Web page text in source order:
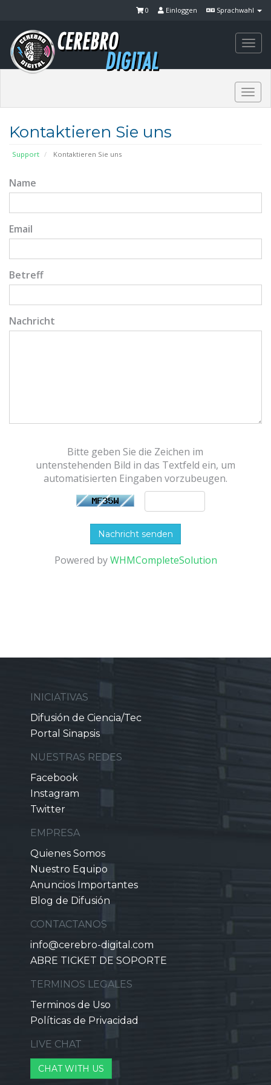
Sprachwahl
Einloggen
0
Kontaktieren Sie uns
Support Kontaktieren Sie uns
Name
Email
Betreff
Nachricht
Bitte geben Sie die Zeichen im
untenstehenden Bild in das Textfeld ein, um
automatisierten Eingaben vorzubeugen.
Nachricht senden
Powered byWHMCompleteSolution
INICIATIVAS
Difusión de Ciencia/Tec
Portal Sinapsis
NUESTRAS REDES
Facebook
Instagram
Twitter
EMPRESA
Quienes Somos
Nuestro Equipo
Anuncios Importantes
Blog de Difusión
CONTACTANOS
info@cerebro-digital.com
ABRE TICKET DE SOPORTE
TERMINOS LEGALES
Terminos de Uso
Políticas de Privacidad
LIVE CHAT
CHAT WITH US